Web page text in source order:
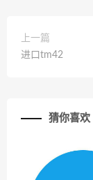
上一篇
进口tm42
猜你喜欢